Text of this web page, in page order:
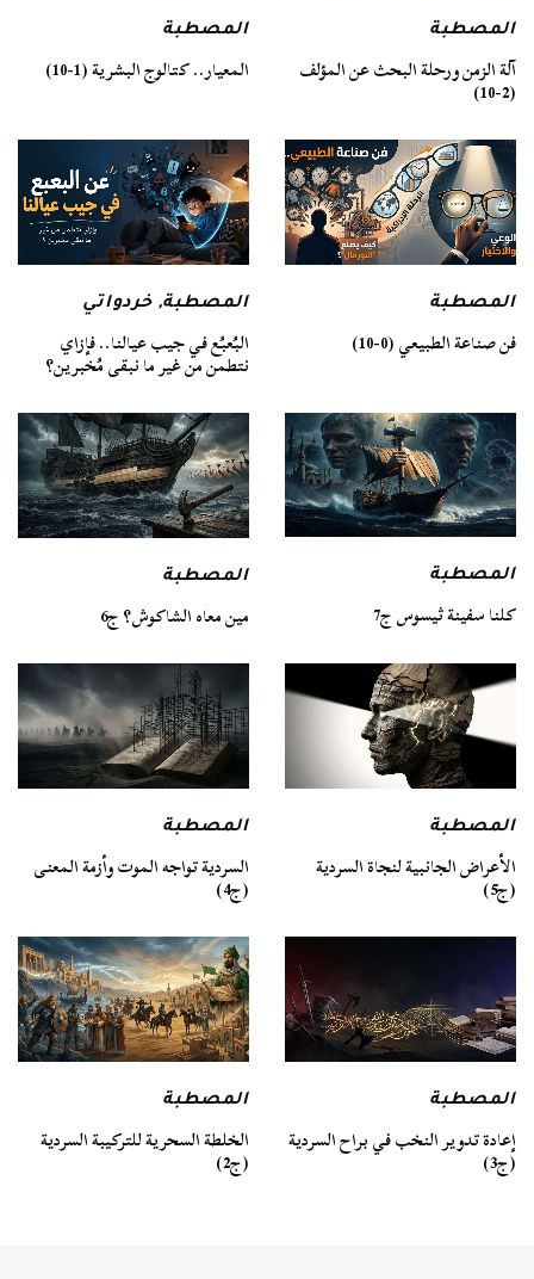
المصطبة
آلة الزمن ورحلة البحث عن المؤلف
(2-10)
المصطبة
المعيار.. كتالوج البشرية (1-10)
المصطبة
فن صناعة الطبيعي (0-10)
المصطبة,خردواتي
البُعبُع في جيب عيالنا.. فإزاي
نتطمن من غير ما نبقى مُخبرين؟
المصطبة
كلنا سفينة ثيسوس ج7
المصطبة
مين معاه الشاكوش؟ ج6
المصطبة
الأعراض الجانبية لنجاة السردية
(ج5)
المصطبة
السردية تواجه الموت وأزمة المعنى
(ج4)
المصطبة
إعادة تدوير النخب في براح السردية
(ج3)
المصطبة
الخلطة السحرية للتركيبة السردية
(ج2)